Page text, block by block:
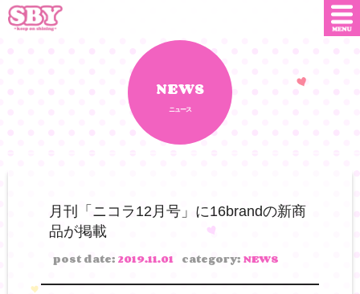
NEWS
ニュース
月刊「ニコラ12月号」に16brandの新商
品が掲載
post date: 2019.11.01 category: NEWS